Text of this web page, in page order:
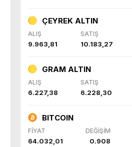
ÇEYREK ALTIN
ALIŞ SATIŞ
9.963,81 10.183,27
GRAM ALTIN
ALIŞ SATIŞ
6.227,38 6.228,30
BITCOIN
FİYAT DEĞİŞİM
64.032,01 0.908